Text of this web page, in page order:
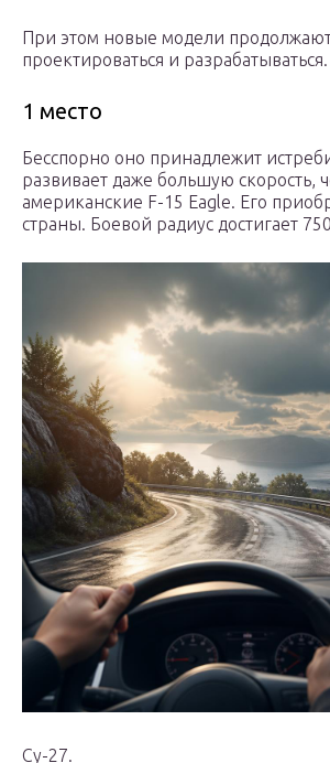
При этом новые модели
проектироваться и разрабатываться.
1 место
Бесспорно оно принадлежит
развивает даже большую скорость,
американские F-15 Eagle. Его
страны. Боевой радиус достигает
Су-27.